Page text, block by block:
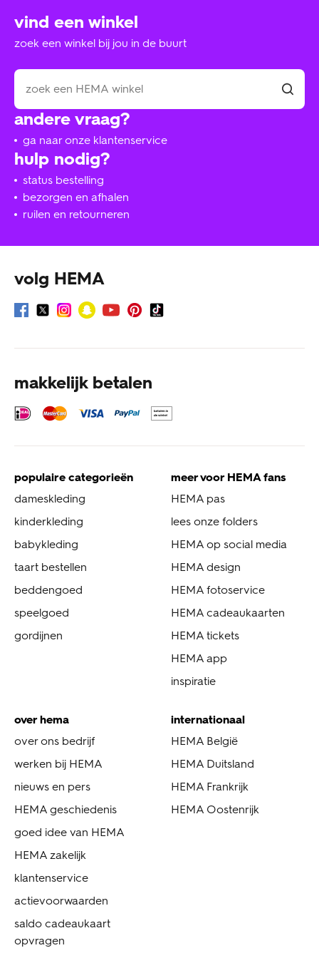
hulp nodig?
status bestelling
bezorgen en afhalen
ruilen en retourneren
andere vraag?
ga naar onze klantenservice
vind een winkel
zoek een winkel bij jou in de buurt
volg HEMA
makkelijk betalen
populaire categorieën
dameskleding
kinderkleding
babykleding
taart bestellen
beddengoed
speelgoed
gordijnen
meer voor HEMA fans
HEMA pas
lees onze folders
HEMA op social media
HEMA design
HEMA fotoservice
HEMA cadeaukaarten
HEMA tickets
HEMA app
inspiratie
over hema
over ons bedrijf
werken bij HEMA
nieuws en pers
HEMA geschiedenis
goed idee van HEMA
HEMA zakelijk
klantenservice
actievoorwaarden
saldo cadeaukaart
opvragen
internationaal
HEMA België
HEMA Duitsland
HEMA Frankrijk
HEMA Oostenrijk